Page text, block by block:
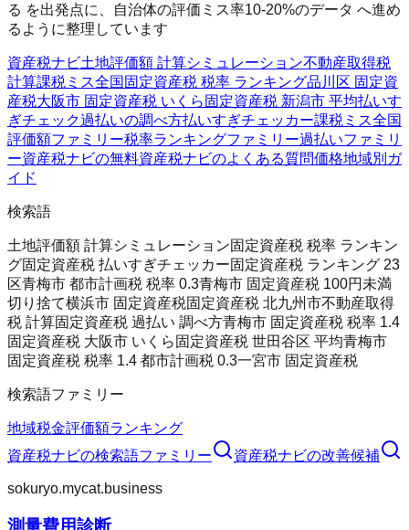
る を出発点に、自治体の評価ミス率10-20%のデータ へ進め
るように整理しています
資産税ナビ土地評価額 計算シミュレーション不動産取得税
計算課税ミス全国 固定資産税 税率 ランキング品川区 固定資
産税大阪市 固定資産税 いくら 固定資産税 新潟市 平均払いす
ぎチェック過払いの調べ方払いすぎチェッカー課税ミス全国
評価額ファミリー税率ランキングファミリー過払いファミリ
ー資産税ナビの無料資産税ナビのよくある質問価格地域別ガ
イド
検索語
土地評価額 計算シミュレーション固定資産税 税率 ランキン
グ固定資産税 払いすぎチェッカー固定資産税 ランキング 23
区青梅市 都市計画税 税率 0.3青梅市 固定資産税 100円未満
切り捨て横浜市 固定資産税固定資産税 北九州市不動産取得
税 計算固定資産税 過払い 調べ方青梅市 固定資産税 税率 1.4
固定資産税 大阪市 いくら 固定資産税 世田谷区 平均青梅市
固定資産税 税率 1.4 都市計画税 0.3一宮市 固定資産税
検索語ファミリー
地域税金評価額ランキング
資産税ナビの検索語ファミリー 資産税ナビの改善候補
sokuryo.mycat.business
測量費用診断